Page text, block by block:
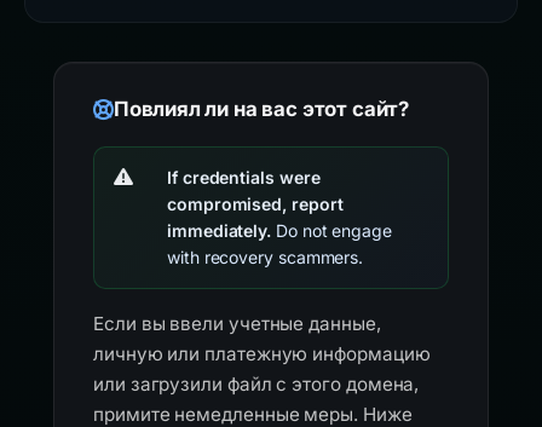
Повлиял ли на вас этот сайт?
If credentials were
compromised, report
immediately. Do not engage
with recovery scammers.
Если вы ввели учетные данные,
личную или платежную информацию
или загрузили файл с этого домена,
примите немедленные меры. Ниже